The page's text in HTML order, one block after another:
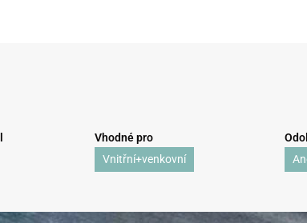
Vhodné pro
Vnitřní+venkovní